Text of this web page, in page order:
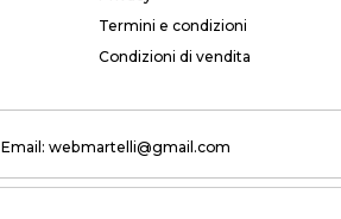
Termini e condizioni
Condizioni di vendita
Email: webmartelli@gmail.com